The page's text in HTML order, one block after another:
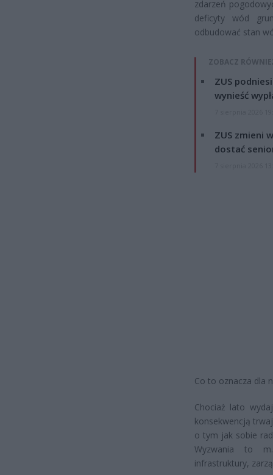
zdarzeń
deficyty wód
odbudować stan
ZOBACZ
ZUS
wynieść
ZUS zmieni
dostać
Co to oznacza dla
Chociaż lato
konsekwencją
o tym jak sobie
Wyzwania to
infrastruktury,